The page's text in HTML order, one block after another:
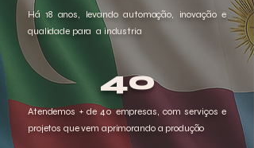
Há 18 anos, levando automação, inovação e
qualidade para a industria
40
Atendemos + de 40 empresas, com serviços e
projetos que vem aprimorando a produção